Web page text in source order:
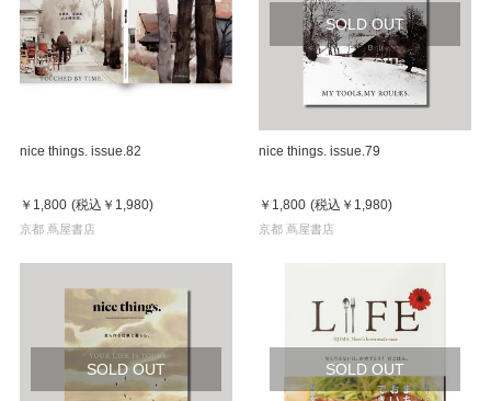
nice things. issue.82
￥1,800 (税込 ￥1,980)
京都 蔦屋書店
SOLD OUT
nice things. issue.79
￥1,800 (税込 ￥1,980)
京都 蔦屋書店
SOLD OUT SOLD OUT